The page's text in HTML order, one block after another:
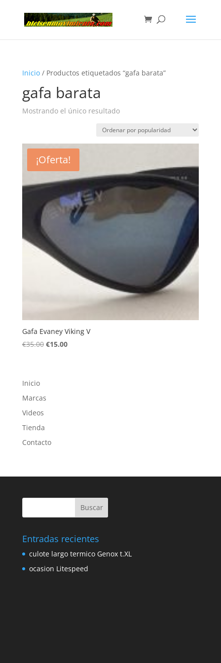
Inicio/ Productos etiquetados “gafa barata”
gafa barata
Mostrando el único resultado
¡Oferta!
Gafa Evaney Viking V
€35.00 El
€15.00El
Inicio
Marcas
Videos
Tienda
Contacto
Entradas recientes
culote largo termico Genox t.XL
ocasion Litespeed